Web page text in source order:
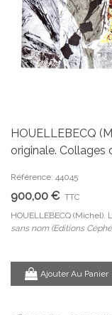
HOUELLEBECQ
originale. Collages
Référence: 44045
900,00 € TTC
HOUELLEBECQ (Michel).
sans nom (Editions
Ajouter Au Panier